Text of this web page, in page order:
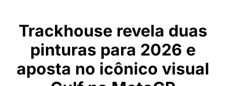
Trackhouse revela duas
pinturas para 2026 e
aposta no icônico visual